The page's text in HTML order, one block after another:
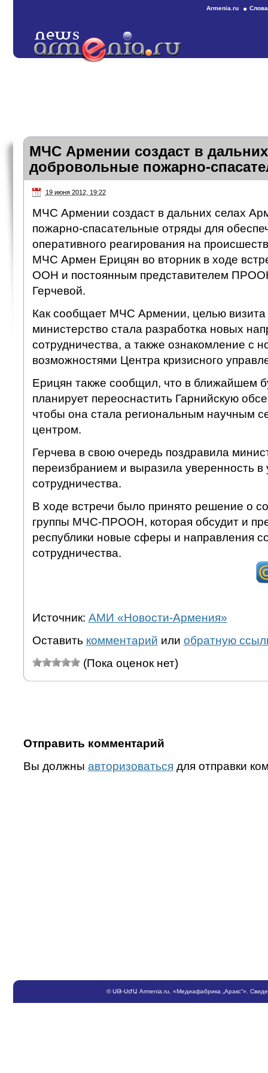
Armenia.ru
МЧС Армении создаст в
добровольные пожарно-
19 июня 2012, 19:22
МЧС Армении создаст в дальних селах
пожарно-спасательные отряды для
оперативного реагирования на
МЧС Армен Ерицян во вторник в ходе
ООН и постоянным представителем
Герчевой.
Как сообщает МЧС Армении, целью визита
министерство стала разработка новых
сотрудничества, а также ознакомление с
возможностями Центра кризисного
Ерицян также сообщил, что в ближайшем
планирует переоснастить Гарнийскую
чтобы она стала региональным научным
центром.
Герчева в свою очередь поздравила
переизбранием и выразила уверенность в
сотрудничества.
В ходе встречи было принято решение о
группы МЧС-ПРООН, которая обсудит и
республики новые сферы и направления
сотрудничества.
Источник: АМИ «Новости-Армения»
Оставить комментарий или обратную
(Пока оценок нет)
Отправить комментарий
Вы должны авторизоваться для отправки
©ՍԹ-ՍԺԱ Armenia.ru , «Медиафабрика „Аракс“».